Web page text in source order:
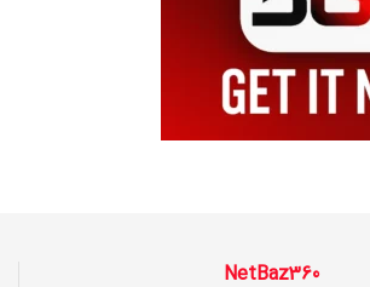
NetBaz360